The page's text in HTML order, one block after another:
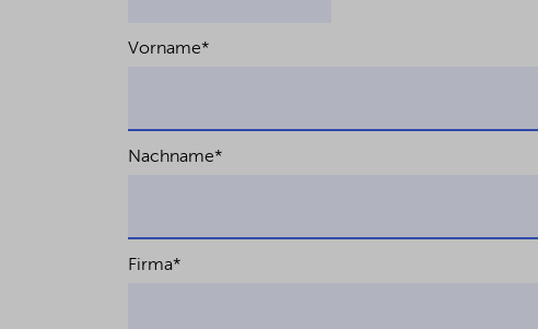
Vorname*
Nachname*
Firma*